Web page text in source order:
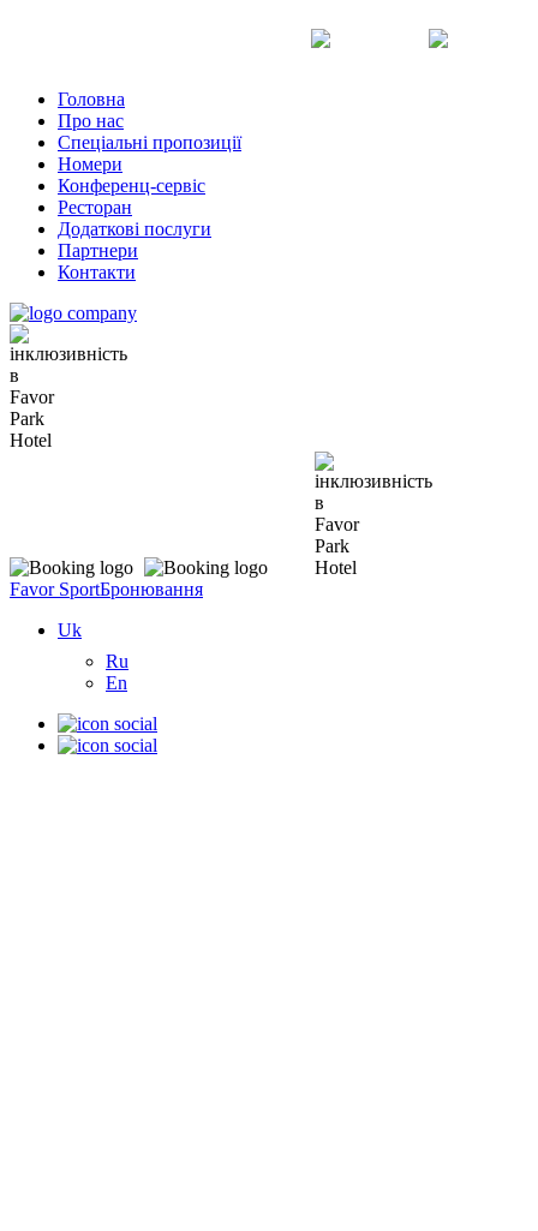
Головна
Про нас
Спеціальні пропозиції
Номери
Конференц-сервіс
Ресторан
Додаткові послуги
Партнери
Контакти
Favor SportБронювання
Uk
Ru
En